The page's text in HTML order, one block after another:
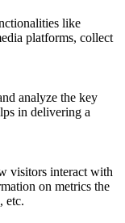
like
platforms, collect
analyze the key
in delivering a
visitors interact with
on metrics the
etc.